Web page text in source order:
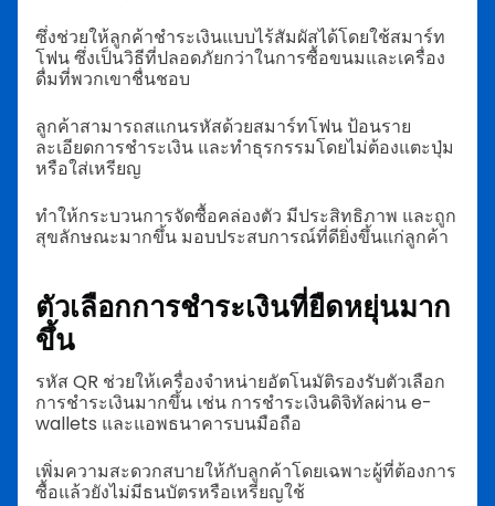
ซึ่งช่วยให้ลูกค้าชำระเงินแบบไร้สัมผัสได้โดยใช้สมาร์ท
โฟน ซึ่งเป็นวิธีที่ปลอดภัยกว่าในการซื้อขนมและเครื่อง
ดื่มที่พวกเขาชื่นชอบ
ลูกค้าสามารถสแกนรหัสด้วยสมาร์ทโฟน ป้อนราย
ละเอียดการชำระเงิน และทำธุรกรรมโดยไม่ต้องแตะปุ่ม
หรือใส่เหรียญ
ทำให้กระบวนการจัดซื้อคล่องตัว มีประสิทธิภาพ และถูก
สุขลักษณะมากขึ้น มอบประสบการณ์ที่ดียิ่งขึ้นแก่ลูกค้า
ตัวเลือกการชำระเงินที่ยืดหยุ่นมาก
ขึ้น
รหัส QR ช่วยให้เครื่องจำหน่ายอัตโนมัติรองรับตัวเลือก
การชำระเงินมากขึ้น เช่น การชำระเงินดิจิทัลผ่าน e-
wallets และแอพธนาคารบนมือถือ
เพิ่มความสะดวกสบายให้กับลูกค้าโดยเฉพาะผู้ที่ต้องการ
ซื้อแล้วยังไม่มีธนบัตรหรือเหรียญใช้